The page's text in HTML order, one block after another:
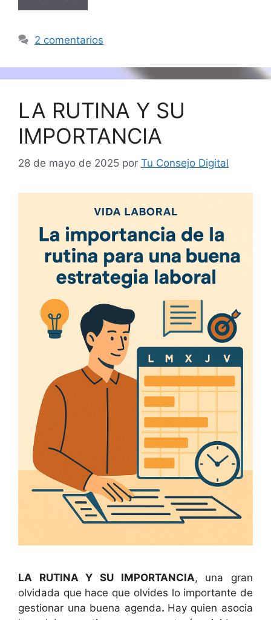
2 comentarios
LA RUTINA Y SU
IMPORTANCIA
28 de mayo de 2025 por Tu Consejo Digital
LA RUTINA Y SU IMPORTANCIA, una gran
olvidada que hace que olvides lo importante de
gestionar una buena agenda. Hay quien asocia